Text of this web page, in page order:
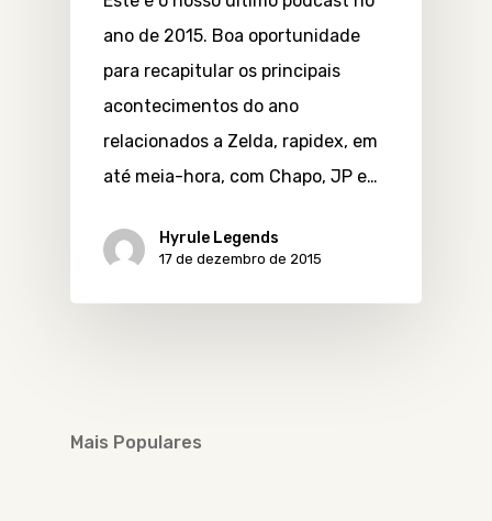
ano de 2015. Boa oportunidade
para recapitular os principais
acontecimentos do ano
relacionados a Zelda, rapidex, em
até meia-hora, com Chapo, JP e…
Hyrule Legends
17 de dezembro de 2015
Mais Populares